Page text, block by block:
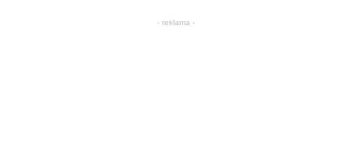
- reklama -